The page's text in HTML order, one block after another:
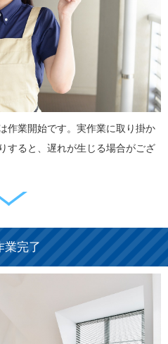
作業開始です。実作業に取り掛か
すると、遅れが生じる場合がござ
完了